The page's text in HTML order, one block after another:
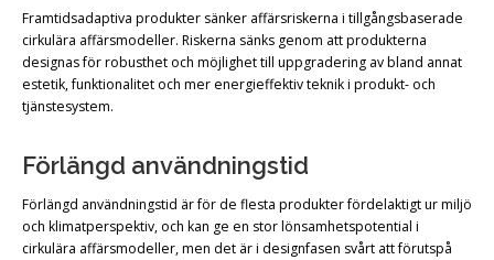
Framtidsadaptiva produkter sänker affärsriskerna i tillgångsbaserade
cirkulära affärsmodeller. Riskerna sänks genom att produkterna
designas för robusthet och möjlighet till uppgradering av bland annat
estetik, funktionalitet och mer energieffektiv teknik i produkt- och
tjänstesystem.
Förlängd användningstid
Förlängd användningstid är för de flesta produkter fördelaktigt ur miljö
och klimatperspektiv, och kan ge en stor lönsamhetspotential i
cirkulära affärsmodeller, men det är i designfasen svårt att förutspå